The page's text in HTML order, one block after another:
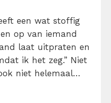
een wat stoffig
op van iemand
laat uitpraten en
ik het zeg.” Niet
niet helemaal
maar om